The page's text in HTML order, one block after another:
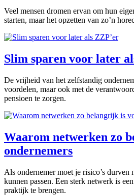
Veel mensen dromen ervan om hun
starten, maar het opzetten van zo’n
Slim sparen voor later
De vrijheid van het zelfstandig
voordelen, maar ook met de
pensioen te zorgen.
Waarom netwerken zo
ondernemers
Als ondernemer moet je risico’s durven
kunnen passen. Een sterk netwerk is
praktijk te brengen.